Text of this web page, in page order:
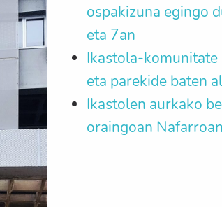
ospakizuna egingo
eta 7an
Ikastola-komunitate
eta parekide baten
Ikastolen aurkako
oraingoan Nafarroan